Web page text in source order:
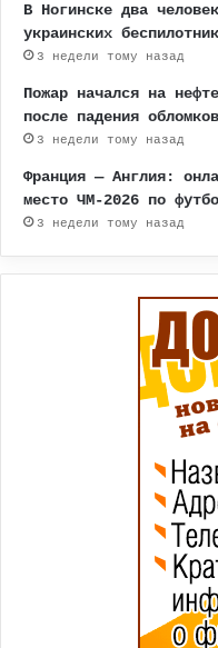
В Ногинске два
украинских
3 недели тому назад
Пожар начался на
после падения
3 недели тому назад
Франция — Англия:
место ЧМ-2026 по
3 недели тому назад